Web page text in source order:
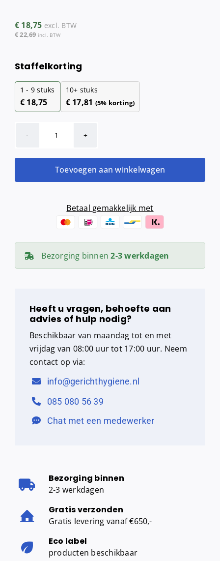
€ 18,75 excl. BTW
€22,69 incl. BTW
Staffelkorting
1 - 9 stuks
€ 18,75
10+ stuks
€17,81 (5% korting)
QuartzLine
&
body
dispenser
-
Toevoegen aan winkelwagen
Betaal gemakkelijk met
Bezorging binnen2-3 werkdagen
Heeft u vragen, behoefte aan
advies of hulp nodig?
Beschikbaar van maandag tot en met
vrijdag van 08:00 uur tot 17:00 uur. Neem
contact op via:
info@gerichthygiene.nl
085 080 56 39
Chat met een medewerker
Bezorging binnen
2-3 werkdagen
Gratis verzonden
Gratis levering vanaf €650,-
Eco label
producten beschikbaar